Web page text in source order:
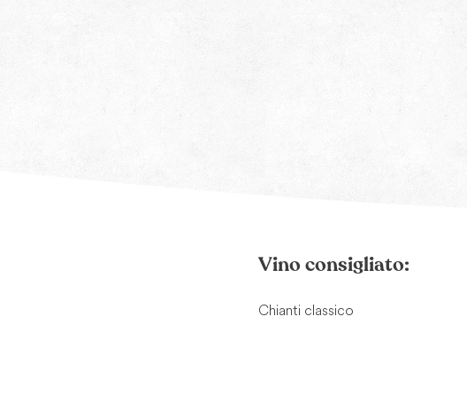
Vino consigliato:
Chianti classico